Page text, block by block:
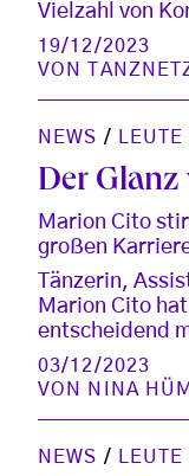
Vielzahl von
19/12/2023
VON
NEWS / LEUTE
Der
Marion Cito
großen
Tänzerin,
Marion Cito
entscheidend
03/12/2023
VON
NINA
NEWS / LEUTE